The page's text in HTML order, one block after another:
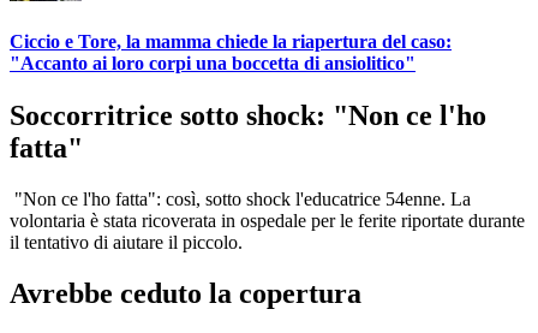
Ciccio e Tore, la mamma chiede la riapertura del caso:
"Accanto ai loro corpi una boccetta di ansiolitico"
Soccorritrice sotto shock: "Non ce l'ho
fatta"
"Non ce l'ho fatta": così, sotto shock l'educatrice 54enne. La
volontaria è stata ricoverata in ospedale per le ferite riportate durante
il tentativo di aiutare il piccolo.
Avrebbe ceduto la copertura